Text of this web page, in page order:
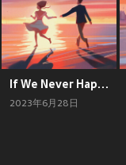
If We Never Happened
2023年6月28日